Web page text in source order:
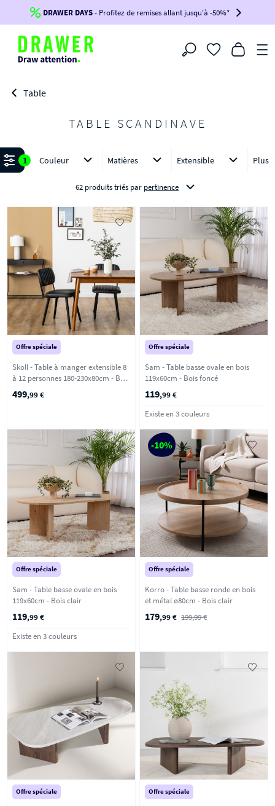
Jusqu'à-100€*sur votre commande !
BIKINI100
-voir conditions en bas de page-
DRAWER DAYS- Profitez de remises allant jusqu'à -50%*
Filtrer
Table
TABLE SCANDINAVE
Affiner
1 Couleur Matières Extensible Plus
62 produits triés par pertinence
Offre spéciale
Skoll - Table à manger extensible 8
à 12 personnes 180-230x80cm - Bois
foncé
499,99 €
Offre spéciale
Sam - Table basse ovale en bois
119x60cm - Bois foncé
119,99 €
Existe en 3 couleurs
Offre spéciale
Sam - Table basse ovale en bois
119x60cm - Bois clair
119,99 €
Existe en 3 couleurs
-10%
Offre spéciale
Korro - Table basse ronde en bois
et métal ø80cm - Bois clair
179,99 € 199,99 €
Offre spéciale Offre spéciale